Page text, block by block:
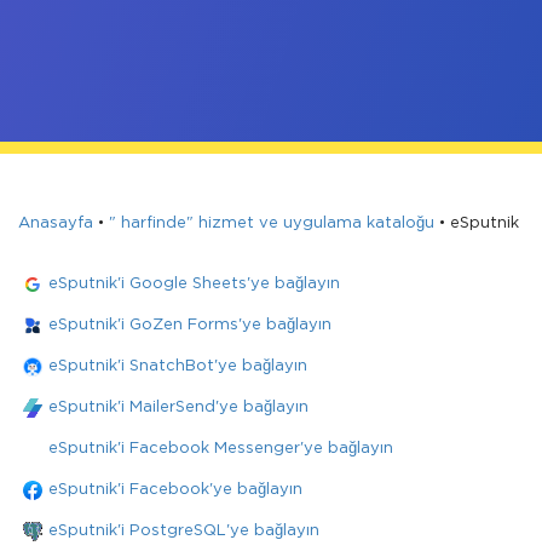
Anasayfa • " harfinde" hizmet ve uygulama kataloğu • eSputnik
eSputnik'i Google Sheets'ye bağlayın
eSputnik'i GoZen Forms'ye bağlayın
eSputnik'i SnatchBot'ye bağlayın
eSputnik'i MailerSend'ye bağlayın
eSputnik'i Facebook Messenger'ye bağlayın
eSputnik'i Facebook'ye bağlayın
eSputnik'i PostgreSQL'ye bağlayın